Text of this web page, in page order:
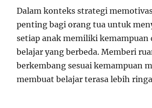
Dalam konteks strategi
penting bagi orang tua untuk
setiap anak memiliki kemampuan
belajar yang berbeda. Memberi
berkembang sesuai kemampuan
membuat belajar terasa lebih